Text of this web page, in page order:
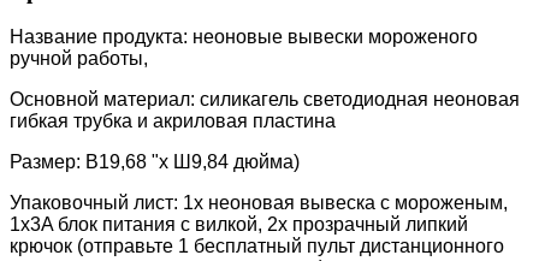
Название продукта: неоновые вывески мороженого
ручной работы,
Основной материал: силикагель светодиодная неоновая
гибкая трубка и акриловая пластина
Размер: В19,68 "х Ш9,84 дюйма)
Упаковочный лист: 1x неоновая вывеска с мороженым,
1x3A блок питания с вилкой, 2x прозрачный липкий
крючок (отправьте 1 бесплатный пульт дистанционного